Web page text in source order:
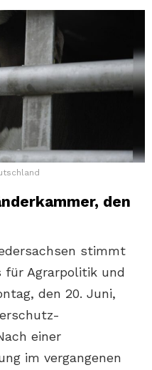
den
stimmt
für Agrarpolitik und
den 20. Juni,
einer
im vergangenen